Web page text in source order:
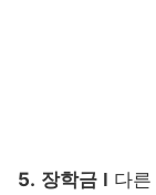
5. 장학금 l 다른